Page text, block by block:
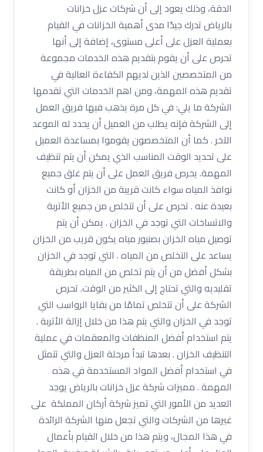
الدقة، وذلك يعود إلى أن شركات عزل خزانات
بالرياض تدرك جيدًا مدى أهمية الخزانات في القيام
بعملية العزل على أعلى مستوى، إضافة إلى أنها
تحرص على أن يقوم بتقديم هذه الخدمات مجموعة
من المتخصصين الذين لديهم الكفاءة العالية في
تقديم هذه المهمة، ومن اهم الخدمات التي تقدمها
الشركة ما يلي: في كل مرة يذهب فيها فريق العمل
إلى الشركة فإنه يطلب من العميل أن يحدد له الموعد
الآخر . كما أن المتخصصون يقوموا بمساعدة العميل
على تحديد الوقت المناسب الذي يمكن أن يتم تنظيف
المهمة. يحرص فريق العمل على أن يتم غلق جميع
نوافذ المياه سواء كانت قريبة من الخزان أو كانت
بعيدة عنه . تحرص على أن تتخلص من جميع الأتربة
والاتساخات التي توجد في الخزان . يمكن أن يتم
توصيل مياه الخزان بصنبور مياه يكون قريب من الخزان
يساعد على التخلص من المياه . التي توجد في الخزان
بشكل أفضل من أن يتم تخلص من المياه بطريقة
تقليديه والتي تحتاج إلى الكثير من الوقت. تحرص
الشركة على أن تتخلص تمامًا من بقايا الرواسب التي
توجد في الخزان والتي يتم هذا من خلال إزالة الأتربة .
يتم استخدام أفضل المنظفات والمعقمات في عملية
التنظيف الخزان . بعدها تبدأ مرحلة العزل والتي تتمثل
في استخدام أفضل المواد المستخدمة في هذه
المهمة . مميزات شركة عزل خزانات بالرياض يوجد
العديد من الأمور التي تميز شركة أركان المملكة على
غيرها من الشركات والتي تجعل منها الشركة الرائدة
في هذا المجال، ويتم هذا من خلال القيام بأعمال